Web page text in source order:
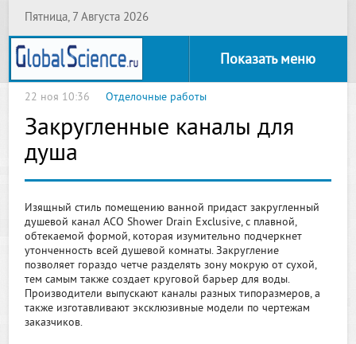
Пятница, 7 Августа 2026
Показать меню
22 ноя 10:36 Отделочные работы
Закругленные каналы для
душа
Изящный стиль помещению ванной придаст закругленный
душевой канал ACO Shower Drain Exclusive, с плавной,
обтекаемой формой, которая изумительно подчеркнет
утонченность всей душевой комнаты. Закругление
позволяет гораздо четче разделять зону мокрую от сухой,
тем самым также создает круговой барьер для воды.
Производители выпускают каналы разных типоразмеров, а
также изготавливают эксклюзивные модели по чертежам
заказчиков.